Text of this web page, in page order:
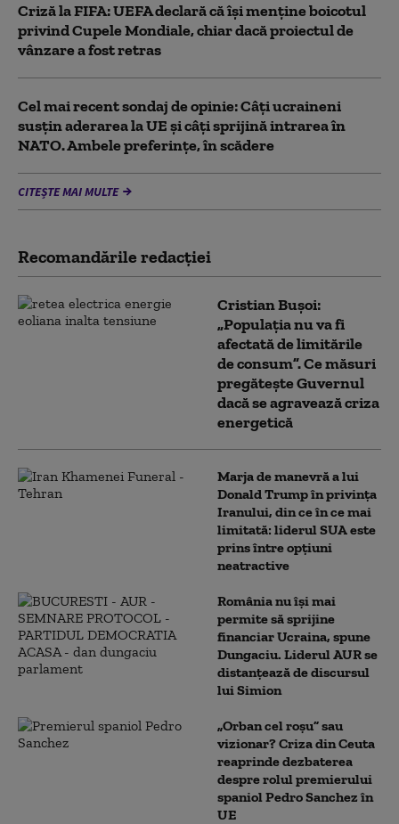
Criză la FIFA: UEFA declară că îşi menţine boicotul
privind Cupele Mondiale, chiar dacă proiectul de
vânzare a fost retras
Cel mai recent sondaj de opinie: Câți ucraineni
susțin aderarea la UE și câți sprijină intrarea în
NATO. Ambele preferințe, în scădere
CITEȘTE MAI MULTE
Recomandările redacţiei
Cristian Bușoi:
„Populația nu va fi
afectată de limitările
de consum”. Ce măsuri
pregătește Guvernul
dacă se agravează criza
energetică
Marja de manevră a lui
Donald Trump în privința
Iranului, din ce în ce mai
limitată: liderul SUA este
prins între opțiuni
neatractive
România nu își mai
permite să sprijine
financiar Ucraina, spune
Dungaciu. Liderul AUR se
distanțează de discursul
lui Simion
„Orban cel roșu” sau
vizionar? Criza din Ceuta
reaprinde dezbaterea
despre rolul premierului
spaniol Pedro Sanchez în
UE